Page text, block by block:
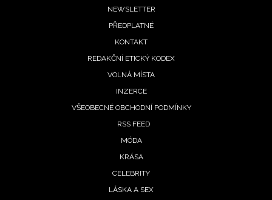
NEWSLETTER
PŘEDPLATNÉ
KONTAKT
REDAKČNÍ ETICKÝ KODEX
VOLNÁ MÍSTA
INZERCE
VŠEOBECNÉ OBCHODNÍ PODMÍNKY
RSS FEED
MÓDA
KRÁSA
CELEBRITY
LÁSKA A SEX